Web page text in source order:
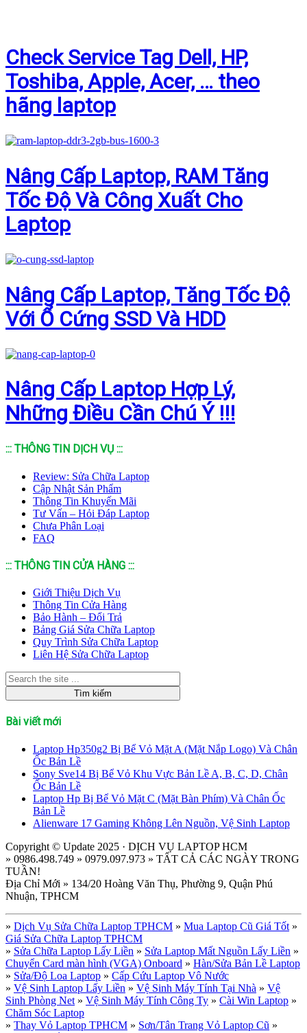
Check Service Tag Dell, HP,
Toshiba, Apple, Acer, … theo
hãng laptop
Nâng Cấp Laptop, RAM Tăng
Tốc Độ Và Công Xuất Cho
Laptop
Nâng Cấp Laptop, Tăng Tốc Độ
Với Ổ Cứng SSD Và HDD
Nâng Cấp Laptop Hợp Lý,
Những Điều Cần Chú Ý !!!
::: THÔNG TIN DỊCH VỤ :::
Review: Sửa Chữa Laptop
Cập Nhật Sản Phẩm
Thông Tin Khuyến Mãi
Tư Vấn – Hỏi Đáp Laptop
Chưa Phân Loại
FAQ
::: THÔNG TIN CỬA HÀNG :::
Giới Thiệu Dịch Vụ
Thông Tin Cửa Hàng
Bảo Hành – Đổi Trả
Bảng Giá Sửa Chữa Laptop
Quy Trình Sửa Chữa Laptop
Liên Hệ Sửa Chữa Laptop
Bài viết mới
Laptop Hp350g2 Bị Bể Vỏ Mặt A (Mặt Nắp Logo) Và Chân
Ốc Bản Lề
Sony Sve14 Bị Bể Vỏ Khu Vực Bản Lề A, B, C, D, Chân
Ốc Bản Lề
Laptop Hp Bị Bể Vỏ Mặt C (Mặt Bàn Phím) Và Chân Ốc
Bản Lề
Alienware 17 Gaming Không Lên Nguồn, Vệ Sinh Laptop
Copyright © Update 2025 · DỊCH VỤ LAPTOP HCM
» 0986.498.749 » 0979.097.973 » TẤT CẢ CÁC NGÀY TRONG
TUẦN!
Địa Chỉ Mới » 134/20 Hoàng Văn Thụ, Phường 9, Quận Phú
Nhuận, TPHCM
» Dịch Vụ Sửa Chữa Laptop TPHCM » Mua Laptop Cũ Giá Tốt »
Giá Sửa Chữa Laptop TPHCM
» Sửa Chữa Laptop Lấy Liền » Sửa Laptop Mất Nguồn Lấy Liền »
Chuyển Card màn hình (VGA) Onboard » Hàn/Sửa Bản Lề Laptop
» Sửa/Độ Loa Laptop » Cấp Cứu Laptop Vô Nước
» Vệ Sinh Laptop Lấy Liền » Vệ Sinh Máy Tính Tại Nhà » Vệ
Sinh Phòng Net » Vệ Sinh Máy Tính Công Ty » Cài Win Laptop »
Chăm Sóc Laptop
» Thay Vỏ Laptop TPHCM » Sơn/Tân Trang Vỏ Laptop Cũ »